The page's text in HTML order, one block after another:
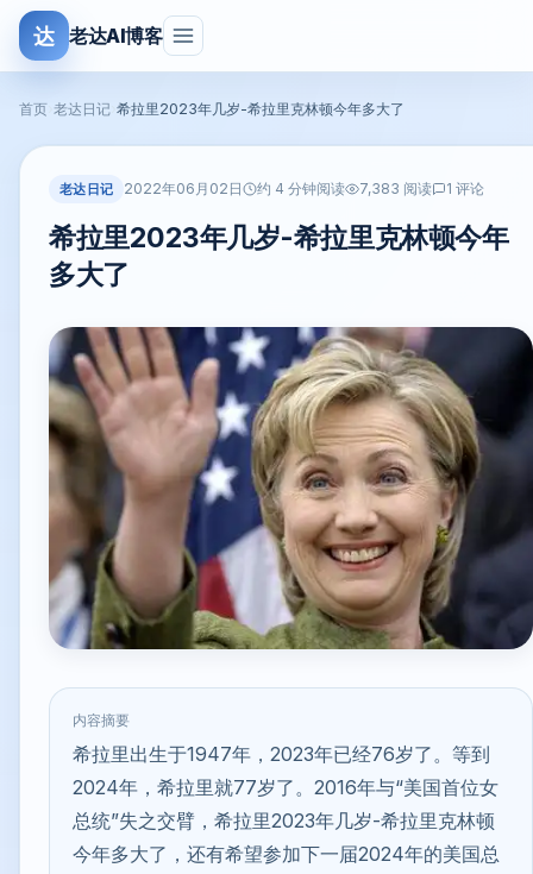
达 老达AI博客
首页 老达日记 希拉里2023年几岁-希拉里克林顿今年多大了
老达日记 2022年06月02日 约 4 分钟阅读 7,383 阅读 1 评论
希拉里2023年几岁-希拉里克林顿今年
多大了
内容摘要
希拉里出生于1947年，2023年已经76岁了。等到
2024年，希拉里就77岁了。2016年与“美国首位女
总统”失之交臂，希拉里2023年几岁-希拉里克林顿
今年多大了，还有希望参加下一届2024年的美国总